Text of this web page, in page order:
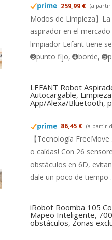
259,99 € (a partir
Modos de Limpieza】
aspirador en el
limpiador Lefant tiene
➌punto fijo, ➍borde,
LEFANT Robot
Autocargable,
App/Alexa/Bluetooth,
86,45 € (a partir
【Tecnología
o caídas! Con 26
obstáculos en 6D,
dale un poco de tiempo
iRobot Roomba 105
Mapeo Inteligente,
obstáculos, Zonas